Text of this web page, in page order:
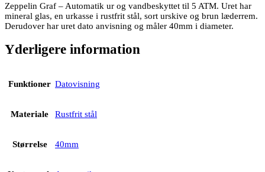
Zeppelin Graf – Automatik ur og vandbeskyttet til 5 ATM. Uret har
mineral glas, en urkasse i rustfrit stål, sort urskive og brun læderrem.
Derudover har uret dato anvisning og måler 40mm i diameter.
Yderligere information
Funktioner Datovisning
Materiale Rustfrit stål
Størrelse 40mm